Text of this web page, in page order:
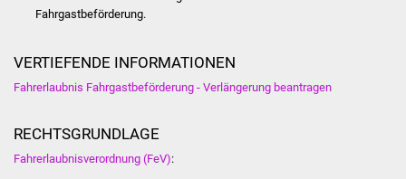
Kulturhalle
Fahrgastbeförderung.
VERTIEFENDE INFORMATIONEN
Fahrerlaubnis Fahrgastbeförderung - Verlängerung beantragen
RECHTSGRUNDLAGE
Fahrerlaubnisverordnung (FeV):